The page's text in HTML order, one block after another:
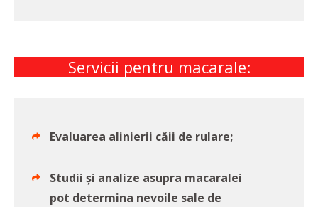
Servicii pentru macarale:
Evaluarea alinierii căii de rulare;
Studii și analize asupra macaralei
pot determina nevoile sale de